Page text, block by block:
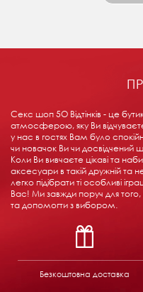
Секс шоп 5О Відтінків - це
атмосферою, яку Ви
у нас в гостях Вам було
чи новачок Ви чи досвідчений
Коли Ви вивчаєте цікаві та
аксесуари в такій дружній та
легко підібрати ті особливі
Вас! Ми завжди поруч для того,
та допомогти з вибором.
Безкоштовна доставка